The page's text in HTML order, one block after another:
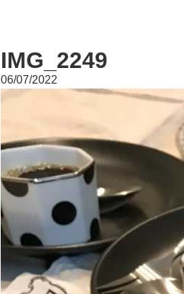
IMG_2249
06/07/2022